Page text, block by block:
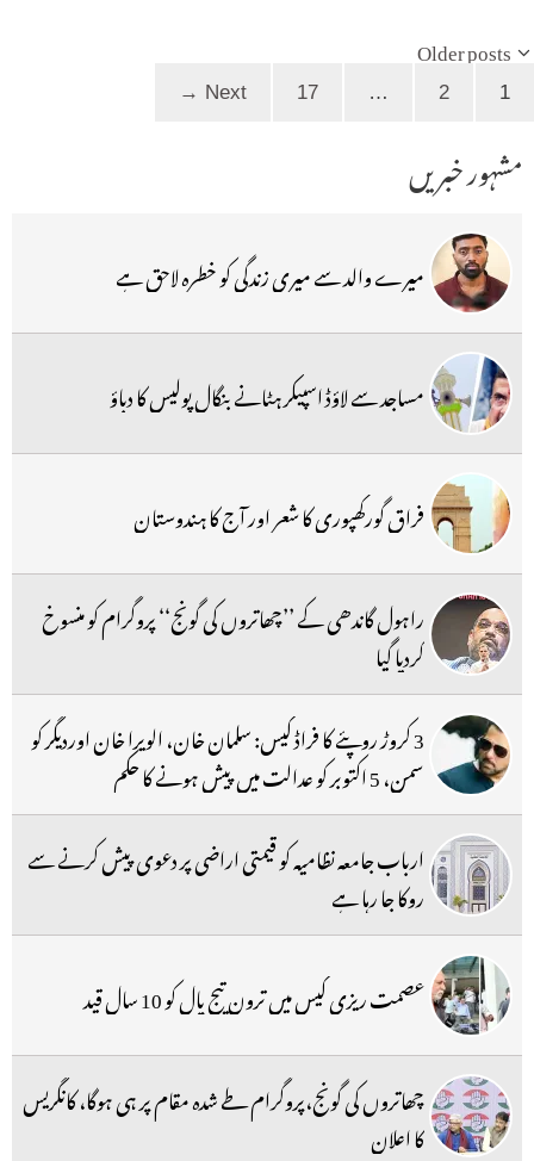
Older posts
Page1
Page
2
…
Page
17
Next
→
مشہور خبریں
میرے والد سے میری زندگی کو خطرہ لاحق ہے
مساجد سے لاؤڈ اسپیکر ہٹانے بنگال پولیس کا دباؤ
فراق گورکھپوری کا شعر اور آج کا ہندوستان
راہول گاندھی کے ’’چھاتروں کی گونج‘‘ پروگرام کو منسوخ
کردیا گیا
3 کروڑ روپئے کا فراڈ کیس: سلمان خان، الویرا خان اوردیگر کو
سمن، 5 اکتوبر کو عدالت میں پیش ہونے کا حکم
ارباب جامعہ نظامیہ کو قیمتی اراضی پر دعوی پیش کرنے سے
روکا جا رہا ہے
عصمت ریزی کیس میں ترون تیج پال کو 10 سال قید
چھاتروں کی گونج،پروگرام طے شدہ مقام پر ہی ہوگا، کانگریس
کا اعلان